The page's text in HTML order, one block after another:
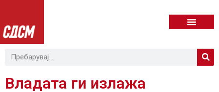
Владата ги излажа